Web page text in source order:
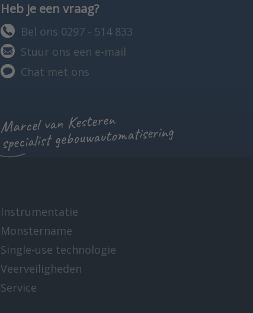
Heb je een vraag?
Bel ons 0297 - 514 833
Stuur ons een e-mail
Chat met ons
Marcel van Kesteren
specialist gebouwautomatisering
Instrumentatie
Monstername
Single-use technologie
Veerveiligheden
Service